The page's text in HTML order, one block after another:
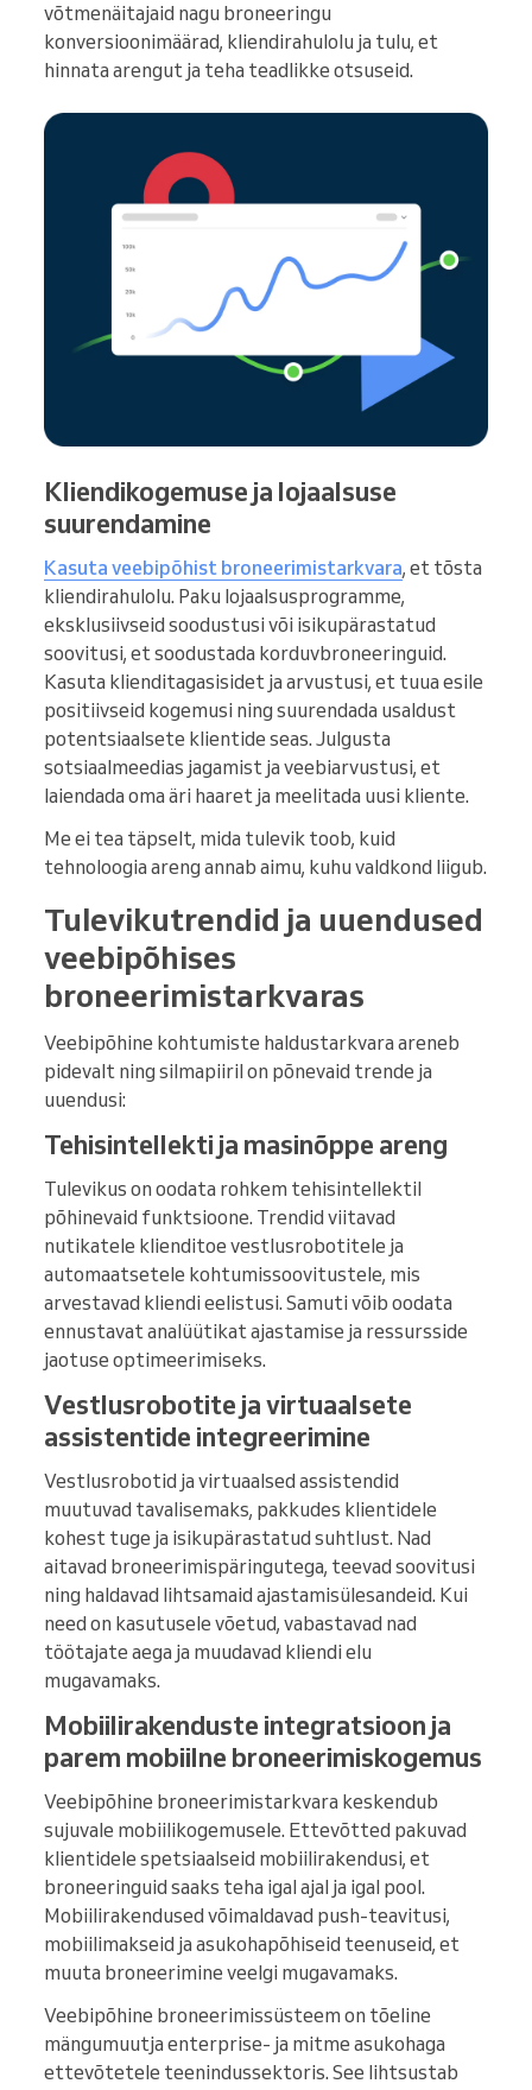
võtmenäitajaid nagu broneeringu
konversioonimäärad, kliendirahulolu ja tulu, et
hinnata arengut ja teha teadlikke otsuseid.
Kliendikogemuse ja lojaalsuse
suurendamine
Kasuta veebipõhist broneerimistarkvara, et tõsta
kliendirahulolu. Paku lojaalsusprogramme,
eksklusiivseid soodustusi või isikupärastatud
soovitusi, et soodustada korduvbroneeringuid.
Kasuta klienditagasisidet ja arvustusi, et tuua esile
positiivseid kogemusi ning suurendada usaldust
potentsiaalsete klientide seas. Julgusta
sotsiaalmeedias jagamist ja veebiarvustusi, et
laiendada oma äri haaret ja meelitada uusi kliente.
Me ei tea täpselt, mida tulevik toob, kuid
tehnoloogia areng annab aimu, kuhu valdkond liigub.
Tulevikutrendid ja uuendused
veebipõhises
broneerimistarkvaras
Veebipõhine kohtumiste haldustarkvara areneb
pidevalt ning silmapiiril on põnevaid trende ja
uuendusi:
Tehisintellekti ja masinõppe areng
Tulevikus on oodata rohkem tehisintellektil
põhinevaid funktsioone. Trendid viitavad
nutikatele klienditoe vestlusrobotitele ja
automaatsetele kohtumissoovitustele, mis
arvestavad kliendi eelistusi. Samuti võib oodata
ennustavat analüütikat ajastamise ja ressursside
jaotuse optimeerimiseks.
Vestlusrobotite ja virtuaalsete
assistentide integreerimine
Vestlusrobotid ja virtuaalsed assistendid
muutuvad tavalisemaks, pakkudes klientidele
kohest tuge ja isikupärastatud suhtlust. Nad
aitavad broneerimispäringutega, teevad soovitusi
ning haldavad lihtsamaid ajastamisülesandeid. Kui
need on kasutusele võetud, vabastavad nad
töötajate aega ja muudavad kliendi elu
mugavamaks.
Mobiilirakenduste integratsioon ja
parem mobiilne broneerimiskogemus
Veebipõhine broneerimistarkvara keskendub
sujuvale mobiilikogemusele. Ettevõtted pakuvad
klientidele spetsiaalseid mobiilirakendusi, et
broneeringuid saaks teha igal ajal ja igal pool.
Mobiilirakendused võimaldavad push-teavitusi,
mobiilimakseid ja asukohapõhiseid teenuseid, et
muuta broneerimine veelgi mugavamaks.
Veebipõhine broneerimissüsteem on tõeline
mängumuutja enterprise- ja mitme asukohaga
ettevõtetele teenindussektoris. See lihtsustab